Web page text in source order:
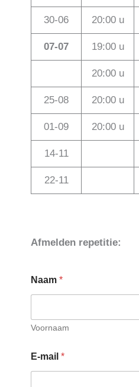
30-06 20:00 u
07-07 19:00 u
20:00 u
25-08 20:00 u
01-09 20:00 u
14-11
22-11
Afmelden repetitie:
e
l
f
p
e
Naam *
Voornaam
E-mail *